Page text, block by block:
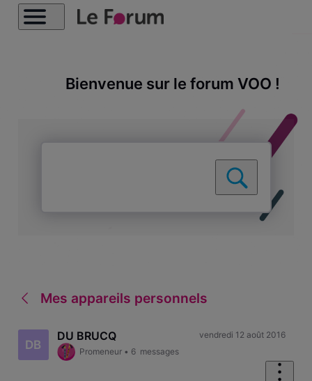
Bienvenue sur le forum VOO !
Mes appareils personnels
DB
DU BRUCQ
Promeneur • 6 messages
vendredi 12 août 2016